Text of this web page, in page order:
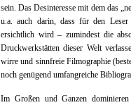
sein. Das Desinteresse mit dem das
u.a. auch darin, dass für den
ersichtlich wird – zumindest die
Druckwerkstätten dieser Welt
wirre und sinnfreie Filmographie
noch genügend umfangreiche
Im Großen und Ganzen